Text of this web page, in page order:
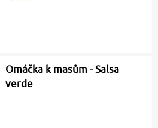
Omáčka k masům - Salsa
verde